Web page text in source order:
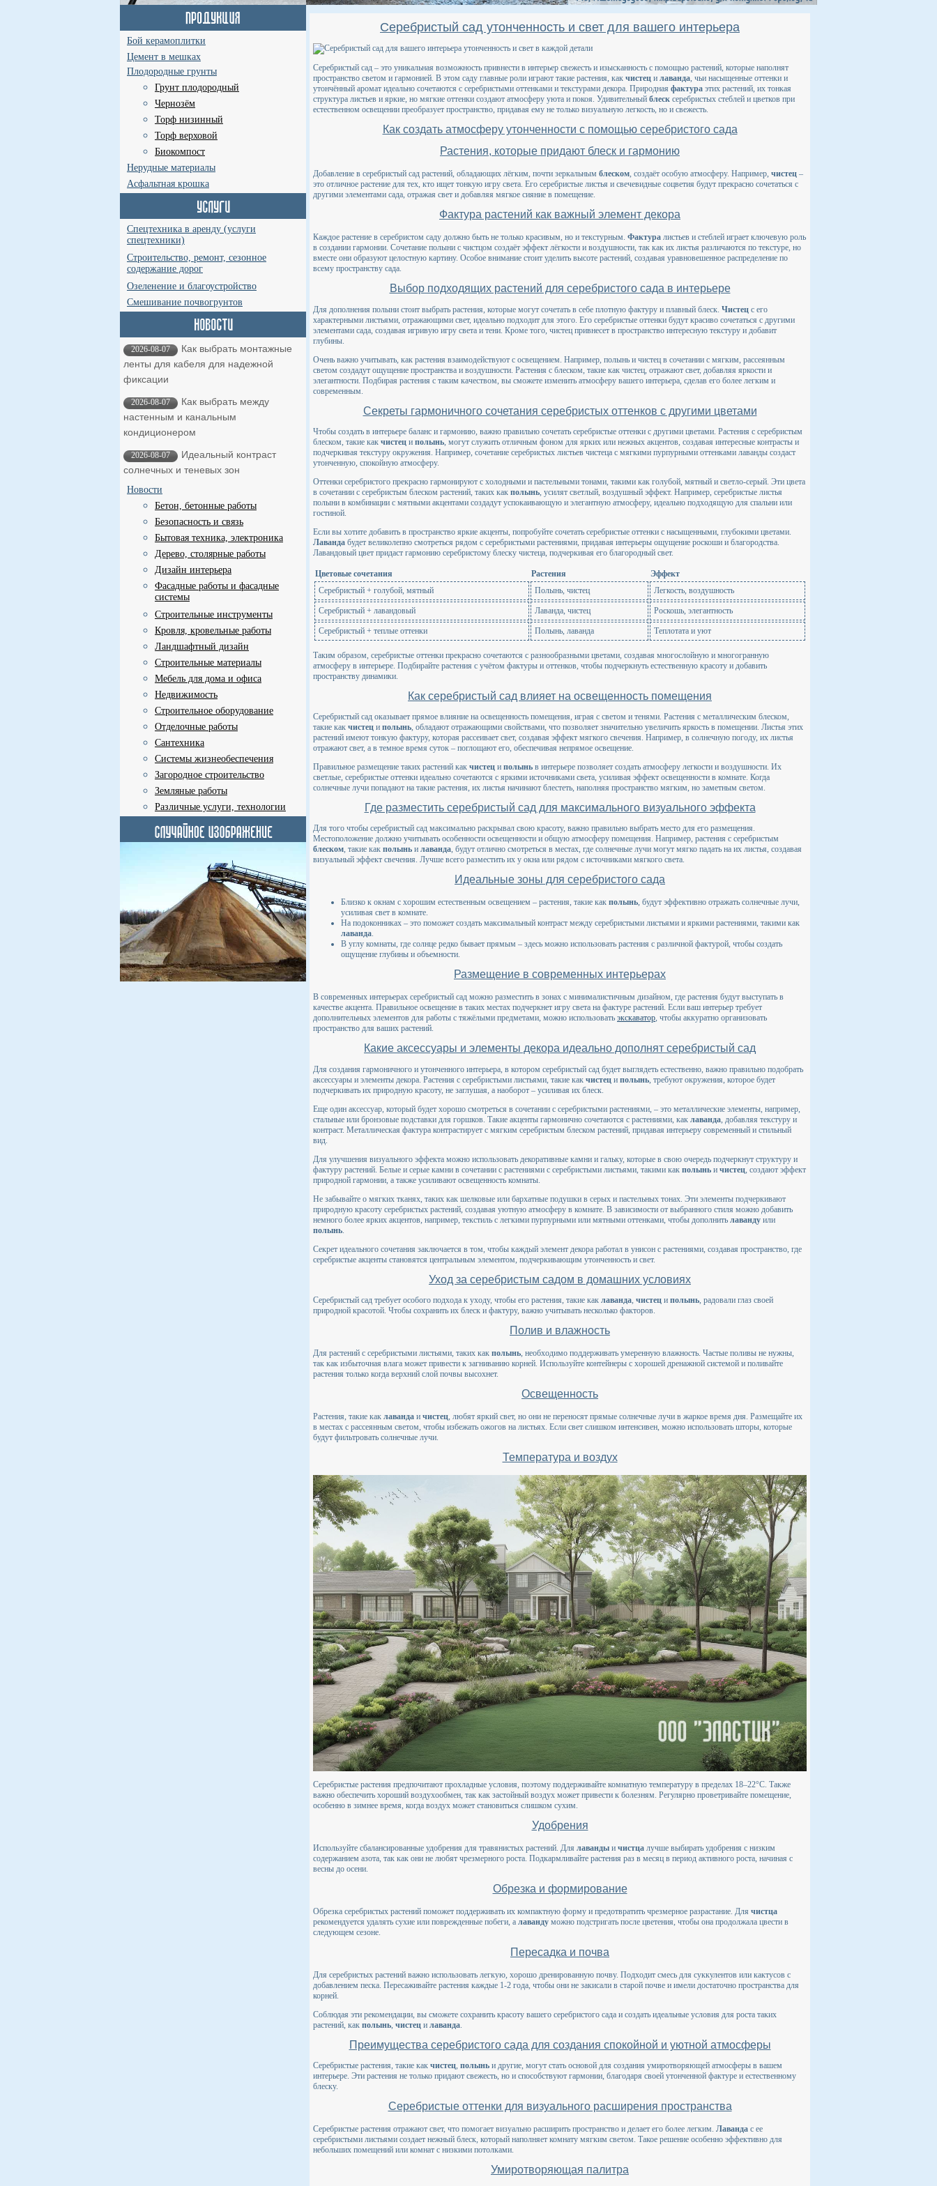
Бой керамоплитки
Цемент в мешках
Плодородные грунты
Грунт плодородный
Чернозём
Торф низинный
Торф верховой
Биокомпост
Нерудные материалы
Асфальтная крошка
Спецтехника в аренду (услуги
спецтехники)
Строительство, ремонт, сезонное
содержание дорог
Озеленение и благоустройство
Смешивание почвогрунтов
2026-08-07
Как выбрать монтажные
ленты для кабеля для надежной
фиксации
2026-08-07
Как выбрать между
настенным и канальным
кондиционером
2026-08-07
Идеальный контраст
солнечных и теневых зон
Новости
Бетон, бетонные работы
Безопасность и связь
Бытовая техника, электроника
Дерево, столярные работы
Дизайн интерьера
Фасадные работы и фасадные
системы
Строительные инструменты
Кровля, кровельные работы
Ландшафтный дизайн
Строительные материалы
Мебель для дома и офиса
Недвижимость
Строительное оборудование
Отделочные работы
Сантехника
Системы жизнеобеспечения
Загородное строительство
Земляные работы
Различные услуги, технологии
Серебристый сад утонченность и свет для вашего интерьера
Серебристый сад – это уникальная возможность привнести в интерьер свежесть и изысканность с помощью растений, которые наполнят
пространство светом и гармонией. В этом саду главные роли играют такие растения, как чистец и лаванда, чьи насыщенные оттенки и
утончённый аромат идеально сочетаются с серебристыми оттенками и текстурами декора. Природная фактура этих растений, их тонкая
структура листьев и яркие, но мягкие оттенки создают атмосферу уюта и покоя. Удивительный блеск серебристых стеблей и цветков при
естественном освещении преобразует пространство, придавая ему не только визуальную легкость, но и свежесть.
Как создать атмосферу утонченности с помощью серебристого сада
Растения, которые придают блеск и гармонию
Добавление в серебристый сад растений, обладающих лёгким, почти зеркальным блеском, создаёт особую атмосферу. Например, чистец –
это отличное растение для тех, кто ищет тонкую игру света. Его серебристые листья и свечевидные соцветия будут прекрасно сочетаться с
другими элементами сада, отражая свет и добавляя мягкое сияние в помещение.
Фактура растений как важный элемент декора
Каждое растение в серебристом саду должно быть не только красивым, но и текстурным. Фактура листьев и стеблей играет ключевую роль
в создании гармонии. Сочетание полыни с чистцом создаёт эффект лёгкости и воздушности, так как их листья различаются по текстуре, но
вместе они образуют целостную картину. Особое внимание стоит уделить высоте растений, создавая уравновешенное распределение по
всему пространству сада.
Выбор подходящих растений для серебристого сада в интерьере
Для дополнения полыни стоит выбрать растения, которые могут сочетать в себе плотную фактуру и плавный блеск. Чистец с его
характерными листьями, отражающими свет, идеально подходит для этого. Его серебристые оттенки будут красиво сочетаться с другими
элементами сада, создавая игривую игру света и тени. Кроме того, чистец привнесет в пространство интересную текстуру и добавит
глубины.
Очень важно учитывать, как растения взаимодействуют с освещением. Например, полынь и чистец в сочетании с мягким, рассеянным
светом создадут ощущение пространства и воздушности. Растения с блеском, такие как чистец, отражают свет, добавляя яркости и
элегантности. Подбирая растения с таким качеством, вы сможете изменить атмосферу вашего интерьера, сделав его более легким и
современным.
Секреты гармоничного сочетания серебристых оттенков с другими цветами
Чтобы создать в интерьере баланс и гармонию, важно правильно сочетать серебристые оттенки с другими цветами. Растения с серебристым
блеском, такие как чистец и полынь, могут служить отличным фоном для ярких или нежных акцентов, создавая интересные контрасты и
подчеркивая текстуру окружения. Например, сочетание серебристых листьев чистеца с мягкими пурпурными оттенками лаванды создаст
утонченную, спокойную атмосферу.
Оттенки серебристого прекрасно гармонируют с холодными и пастельными тонами, такими как голубой, мятный и светло-серый. Эти цвета
в сочетании с серебристым блеском растений, таких как полынь, усилят светлый, воздушный эффект. Например, серебристые листья
полыни в комбинации с мятными акцентами создадут успокаивающую и элегантную атмосферу, идеально подходящую для спальни или
гостиной.
Если вы хотите добавить в пространство яркие акценты, попробуйте сочетать серебристые оттенки с насыщенными, глубокими цветами.
Лаванда будет великолепно смотреться рядом с серебристыми растениями, придавая интерьеры ощущение роскоши и благородства.
Лавандовый цвет придаст гармонию серебристому блеску чистеца, подчеркивая его благородный свет.
Цветовые сочетания Растения
Эффект
Серебристый + голубой, мятный
Полынь, чистец Легкость, воздушность
Серебристый + лавандовый Лаванда, чистец Роскошь, элегантность
Серебристый + теплые оттенки Полынь, лаванда Теплотата и уют
Таким образом, серебристые оттенки прекрасно сочетаются с разнообразными цветами, создавая многослойную и многогранную
атмосферу в интерьере. Подбирайте растения с учётом фактуры и оттенков, чтобы подчеркнуть естественную красоту и добавить
пространству динамики.
Как серебристый сад влияет на освещенность помещения
Серебристый сад оказывает прямое влияние на освещенность помещения, играя с светом и тенями. Растения с металлическим блеском,
такие как чистец и полынь, обладают отражающими свойствами, что позволяет значительно увеличить яркость в помещении. Листья этих
растений имеют тонкую фактуру, которая рассеивает свет, создавая эффект мягкого свечения. Например, в солнечную погоду, их листья
отражают свет, а в темное время суток – поглощают его, обеспечивая непрямое освещение.
Правильное размещение таких растений как чистец и полынь в интерьере позволяет создать атмосферу легкости и воздушности. Их
светлые, серебристые оттенки идеально сочетаются с яркими источниками света, усиливая эффект освещенности в комнате. Когда
солнечные лучи попадают на такие растения, их листья начинают блестеть, наполняя пространство мягким, но заметным светом.
Где разместить серебристый сад для максимального визуального эффекта
Для того чтобы серебристый сад максимально раскрывал свою красоту, важно правильно выбрать место для его размещения.
Местоположение должно учитывать особенности освещенности и общую атмосферу помещения. Например, растения с серебристым
блеском, такие как полынь и лаванда, будут отлично смотреться в местах, где солнечные лучи могут мягко падать на их листья, создавая
визуальный эффект свечения. Лучше всего разместить их у окна или рядом с источниками мягкого света.
Идеальные зоны для серебристого сада
Близко к окнам с хорошим естественным освещением – растения, такие как полынь, будут эффективно отражать солнечные лучи,
усиливая свет в комнате.
На подоконниках – это поможет создать максимальный контраст между серебристыми листьями и яркими растениями, такими как
лаванда.
В углу комнаты, где солнце редко бывает прямым – здесь можно использовать растения с различной фактурой, чтобы создать
ощущение глубины и объемности.
Размещение в современных интерьерах
В современных интерьерах серебристый сад можно разместить в зонах с минималистичным дизайном, где растения будут выступать в
качестве акцента. Правильное освещение в таких местах подчеркнет игру света на фактуре растений. Если ваш интерьер требует
дополнительных элементов для работы с тяжёлыми предметами, можно использовать экскаватор, чтобы аккуратно организовать
пространство для ваших растений.
Какие аксессуары и элементы декора идеально дополнят серебристый сад
Для создания гармоничного и утонченного интерьера, в котором серебристый сад будет выглядеть естественно, важно правильно подобрать
аксессуары и элементы декора. Растения с серебристыми листьями, такие как чистец и полынь , требуют окружения, которое будет
подчеркивать их природную красоту, не заглушая, а наоборот – усиливая их блеск.
Еще один аксессуар, который будет хорошо смотреться в сочетании с серебристыми растениями, – это металлические элементы, например,
стальные или бронзовые подставки для горшков. Такие акценты гармонично сочетаются с растениями, как лаванда , добавляя текстуру и
контраст. Металлическая фактура контрастирует с мягким серебристым блеском растений, придавая интерьеру современный и стильный
вид.
Для улучшения визуального эффекта можно использовать декоративные камни и гальку, которые в свою очередь подчеркнут структуру и
фактуру растений. Белые и серые камни в сочетании с растениями с серебристыми листьями, такими как полынь и чистец , создают эффект
природной гармонии, а также усиливают освещенность комнаты.
Не забывайте о мягких тканях, таких как шелковые или бархатные подушки в серых и пастельных тонах. Эти элементы подчеркивают
природную красоту серебристых растений, создавая уютную атмосферу в комнате. В зависимости от выбранного стиля можно добавить
немного более ярких акцентов, например, текстиль с легкими пурпурными или мятными оттенками, чтобы дополнить лаванду или
полынь
Секрет идеального сочетания заключается в том, чтобы каждый элемент декора работал в унисон с растениями, создавая пространство, где
серебристые акценты становятся центральным элементом, подчеркивающим утонченность и свет.
Уход за серебристым садом в домашних условиях
Серебристый сад требует особого подхода к уходу, чтобы его растения, такие как лаванда, чистец и полынь, радовали глаз своей
природной красотой. Чтобы сохранить их блеск и фактуру, важно учитывать несколько факторов.
Полив и влажность
Для растений с серебристыми листьями, таких как полынь, необходимо поддерживать умеренную влажность. Частые поливы не нужны,
так как избыточная влага может привести к загниванию корней. Используйте контейнеры с хорошей дренажной системой и поливайте
растения только когда верхний слой почвы высохнет.
Освещенность
Растения, такие как лаванда и чистец, любят яркий свет, но они не переносят прямые солнечные лучи в жаркое время дня. Размещайте их
в местах с рассеянным светом, чтобы избежать ожогов на листьях. Если свет слишком интенсивен, можно использовать шторы, которые
будут фильтровать солнечные лучи.
Температура и воздух
Серебристые растения предпочитают прохладные условия, поэтому поддерживайте комнатную температуру в пределах 18–22°C. Также
важно обеспечить хороший воздухообмен, так как застойный воздух может привести к болезням. Регулярно проветривайте помещение,
особенно в зимнее время, когда воздух может становиться слишком сухим.
Удобрения
Используйте сбалансированные удобрения для травянистых растений. Для лаванды и чистца лучше выбирать удобрения с низким
содержанием азота, так как они не любят чрезмерного роста. Подкармливайте растения раз в месяц в период активного роста, начиная с
весны до осени.
Обрезка и формирование
Обрезка серебристых растений поможет поддерживать их компактную форму и предотвратить чрезмерное разрастание. Для чистца
рекомендуется удалять сухие или поврежденные побеги, а лаванду можно подстригать после цветения, чтобы она продолжала цвести в
следующем сезоне.
Пересадка и почва
Для серебристых растений важно использовать легкую, хорошо дренированную почву. Подходит смесь для суккулентов или кактусов с
добавлением песка. Пересаживайте растения каждые 1-2 года, чтобы они не закисали в старой почве и имели достаточно пространства для
корней.
Соблюдая эти рекомендации, вы сможете сохранить красоту вашего серебристого сада и создать идеальные условия для роста таких
растений, как полынь чистец и лаванда
Преимущества серебристого сада для создания спокойной и уютной атмосферы
Серебристые растения, такие как чистец, полынь и другие, могут стать основой для создания умиротворяющей атмосферы в вашем
интерьере. Эти растения не только придают свежесть, но и способствуют гармонии, благодаря своей утонченной фактуре и естественному
блеску.
Серебристые оттенки для визуального расширения пространства
Серебристые растения отражают свет, что помогает визуально расширить пространство и делает его более легким. Лаванда с ее
серебристыми листьями создает нежный блеск, который наполняет комнату мягким светом. Такое решение особенно эффективно для
небольших помещений или комнат с низкими потолками.
Умиротворяющая палитра